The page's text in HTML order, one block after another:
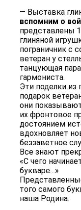
— ​Выставка
вспомним о
представлены
глиняной
пограничник с
ветеран у
танцующая
гармониста.
Эти поделки
подарок
они
их фронтовое
достоянием
вдохновляет
беззаветное
Все знают
«С чего
букваре…»
того самого
наша Родина.​